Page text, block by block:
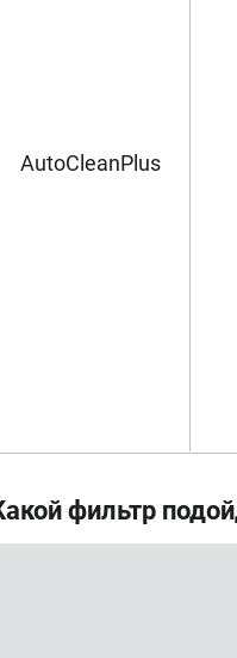
AutoCleanPlus
фильтр